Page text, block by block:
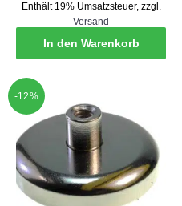
war:
3,10 €
ist:
2,49 €.
Enthält 19% Umsatzsteuer, zzgl.
Versand
In den Warenkorb
-12%